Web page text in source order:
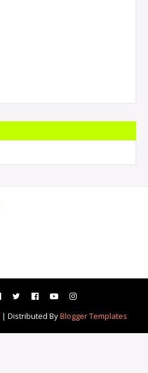
| Distributed ByBlogger Templates